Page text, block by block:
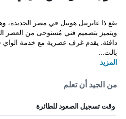
يقع ذا غابرييل هوتيل في مصر الجديدة،
ويتميز بتصميم فني مُستوحى من العصر
دافئة. يقدم غرف عصرية مع خدمة الواي
بالت...
المزيد
من الجيد أن تعلم
وقت تسجيل الصعود للطائرة